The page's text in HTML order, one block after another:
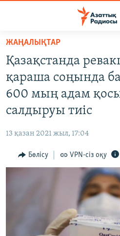
Skip
main
content
Skip
main
Skip
Search
САЯСАТ
AZATTYQTV
ӘЛЕУМЕТ
ӘЛЕМ
АРНАЙЫ ЖОБАЛАР
ЖАЗЫЛЫҢЫЗ
ЖАҢАЛЫҚТАР
Қазақстанда
қараша соңында
600 мың адам
салдыруы тиіс
13 қазан 2021 жыл, 17:04
Бөлісу VPN-сіз оқу